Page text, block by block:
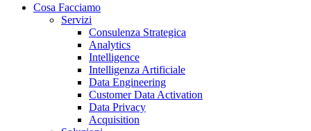
Cosa Facciamo
Servizi
Consulenza Strategica
Analytics
Intelligence
Intelligenza Artificiale
Data Engineering
Customer Data Activation
Data Privacy
Acquisition